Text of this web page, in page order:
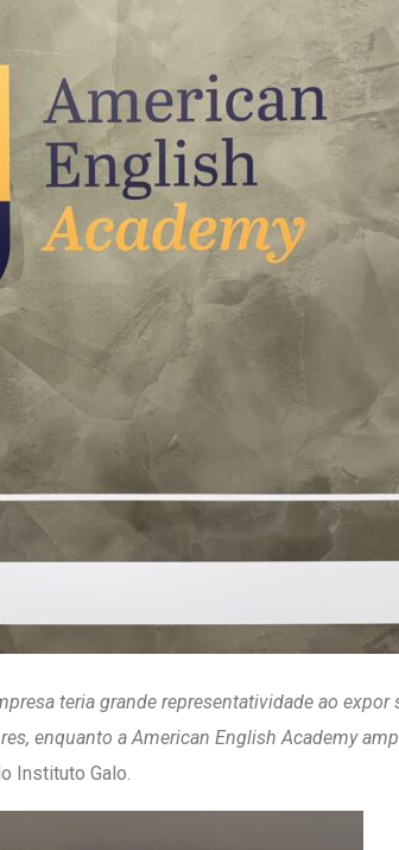
teria grande representatividade ao
enquanto a American English Academy
Instituto Galo.